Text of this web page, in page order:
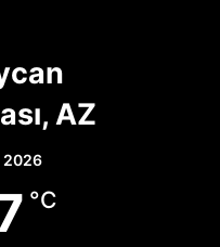
AZ
2026
°C